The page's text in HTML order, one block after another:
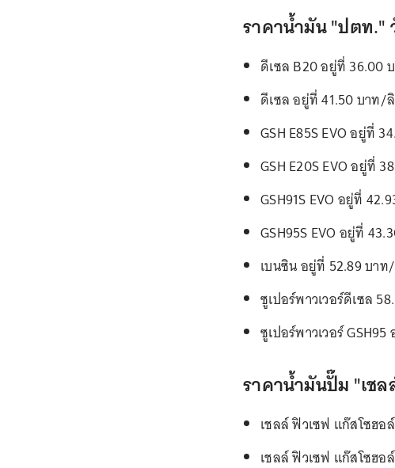
ราคาน้ำมัน "ปตท."
ดีเซล B20 อยู่ที่ 36.00
ดีเซล อยู่ที่ 41.50 บาท/
GSH E85S EVO อยู่ที่
GSH E20S EVO อยู่ที่
GSH91S EVO อยู่ที่
GSH95S EVO อยู่ที่
เบนซิน อยู่ที่ 52.89 บา
ซูเปอร์พาวเวอร์ดีเซล
ซูเปอร์พาวเวอร์
ราคาน้ำมันปั๊ม "เช
เชลล์ ฟิวเซฟ แก๊สโซฮ
เชลล์ ฟิวเซฟ แก๊สโซฮ